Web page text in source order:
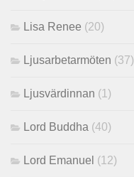
Lisa Renee (20)
Ljusarbetarmöten (37)
Ljusvärdinnan (1)
Lord Buddha (40)
Lord Emanuel (12)